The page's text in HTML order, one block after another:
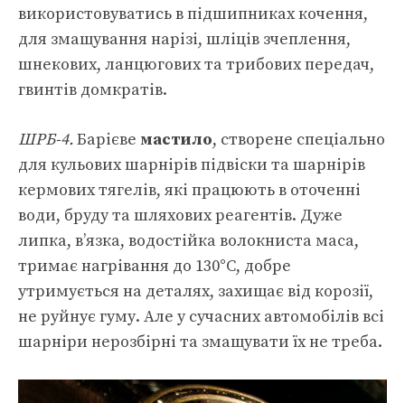
використовуватись в підшипниках кочення,
для змащування нарізі, шліців зчеплення,
шнекових, ланцюгових та трибових передач,
гвинтів домкратів.
ШРБ-4.Барієве мастило, створене спеціально
для кульових шарнірів підвіски та шарнірів
кермових тягелів, які працюють в оточенні
води, бруду та шляхових реагентів. Дуже
липка, в’язка, водостійка волокниста маса,
тримає нагрівання до 130°С, добре
утримується на деталях, захищає від корозії,
не руйнує гуму. Але у сучасних автомобілів всі
шарніри нерозбірні та змащувати їх не треба.